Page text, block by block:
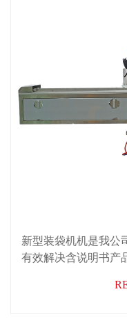
新型装袋机机是我公
有效解决含说明书产
化、食品，电子，化